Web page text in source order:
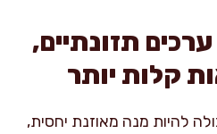
תזונתיים,
קלות יותר
להיות מנה מאוזנת יחסית,